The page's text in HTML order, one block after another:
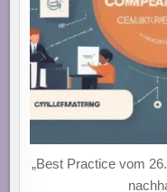
„Best Practice vom